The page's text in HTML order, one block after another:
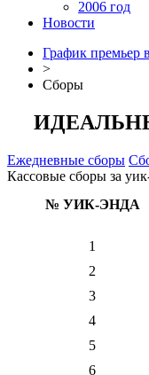
2006 год
Новости
График премьер
>
Сборы
Ежедневные сборы
Кассовые сборы за
№ УИК-ЭНДА
1
2
3
4
5
6